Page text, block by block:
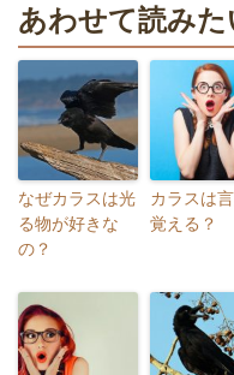
あわせて読みた
なぜカラスは光
る物が好きな
の？
カラスは
覚える？